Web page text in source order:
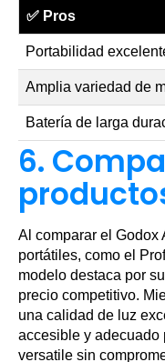
✅ Pros
Portabilidad
Amplia variedad de
Batería de larga
6.
Al comparar el Godox
portátiles, como el
modelo destaca por
precio competitivo.
una calidad de luz
accesible y adecuado
versatile sin